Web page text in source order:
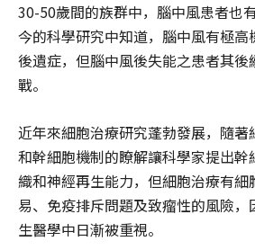
30-50歲間的族群中，腦中風患者也
今的科學研究中知道，腦中風有極
後遺症，但腦中風後失能之患者其後
戰。
近年來細胞治療研究蓬勃發展，隨著
和幹細胞機制的瞭解讓科學家提出幹
織和神經再生能力，但細胞治療有細
易、免疫排斥問題及致瘤性的風險
生醫學中日漸被重視。